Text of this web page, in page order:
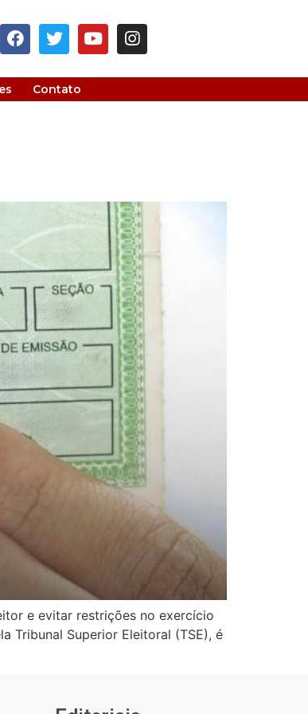
Contato
e evitar restrições no exercício
Tribunal Superior Eleitoral (TSE), é